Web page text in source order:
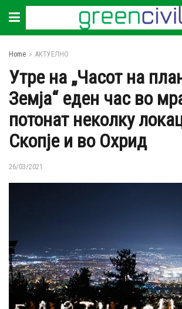
Home АКТУЕЛНО
Утре на „Часот на
Земја“ еден час во
потонат неколку
Скопје и во Охрид
26/03/2021